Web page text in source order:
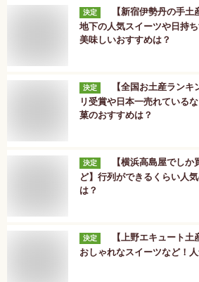
決定
【新宿伊勢丹の手
地下の人気スイーツや日持
美味しいおすすめは？
決定
【全国お土産ラン
リ受賞や日本一売れている
菓のおすすめは？
決定
【横浜高島屋でし
ど】行列ができるくらい人
は？
決定
【上野エキュート
おしゃれなスイーツなど！